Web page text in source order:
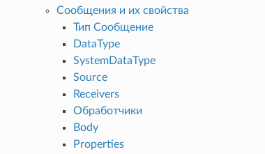
Сообщения и их свойства
Тип Сообщение
DataType
SystemDataType
Source
Receivers
Обработчики
Body
Properties